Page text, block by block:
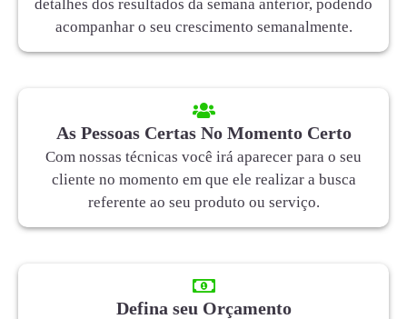
detalhes dos resultados da semana anterior, podendo
acompanhar o seu crescimento semanalmente.
As Pessoas Certas No Momento Certo
Com nossas técnicas você irá aparecer para o seu
cliente no momento em que ele realizar a busca
referente ao seu produto ou serviço.
Defina seu Orçamento